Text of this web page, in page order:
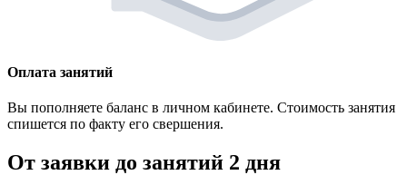
Оплата занятий
Вы пополняете баланс в личном кабинете. Стоимость занятия
спишется по факту его свершения.
От заявки до занятий 2 дня